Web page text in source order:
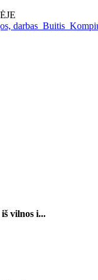
darbas Buitis
vilnos i...